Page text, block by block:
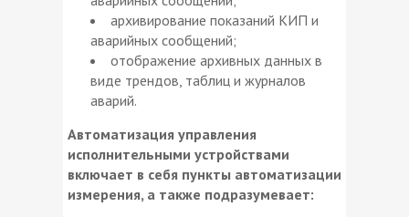
архивирование показаний КИП и
аварийных сообщений;
отображение архивных данных в
виде трендов, таблиц и журналов
аварий.
Автоматизация управления
исполнительными устройствами
включает в себя пункты автоматизации
измерения, а также подразумевает: